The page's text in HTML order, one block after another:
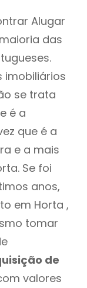
Alugar
das
imobiliários
se trata
é a
que é a
e a mais
Se foi
anos,
em Horta ,
tomar
de
valores